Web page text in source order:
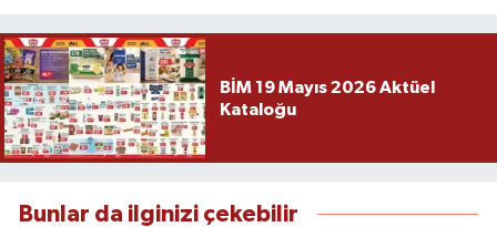
BİM 19 Mayıs 2026 Aktüel
Kataloğu
Bunlar da ilginizi çekebilir